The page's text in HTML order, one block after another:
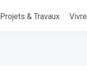
Projets & Travaux